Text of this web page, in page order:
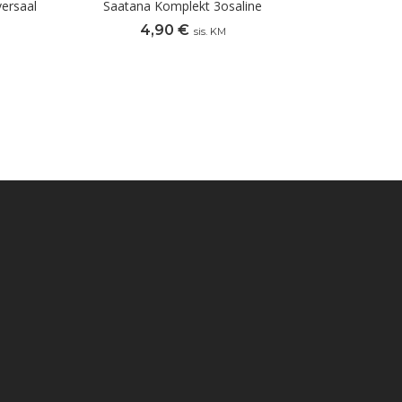
Saatana Komplekt 3osaline
4,90 € sis. KM